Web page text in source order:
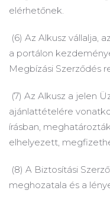
elérhetőnek.
(6) Az Alkusz vállalja,
a portálon
Megbízási Szerződés
(7) Az Alkusz a jelen
ajánlattételére
írásban,
elhelyezett,
(8) A Biztosítási
meghozatala és a